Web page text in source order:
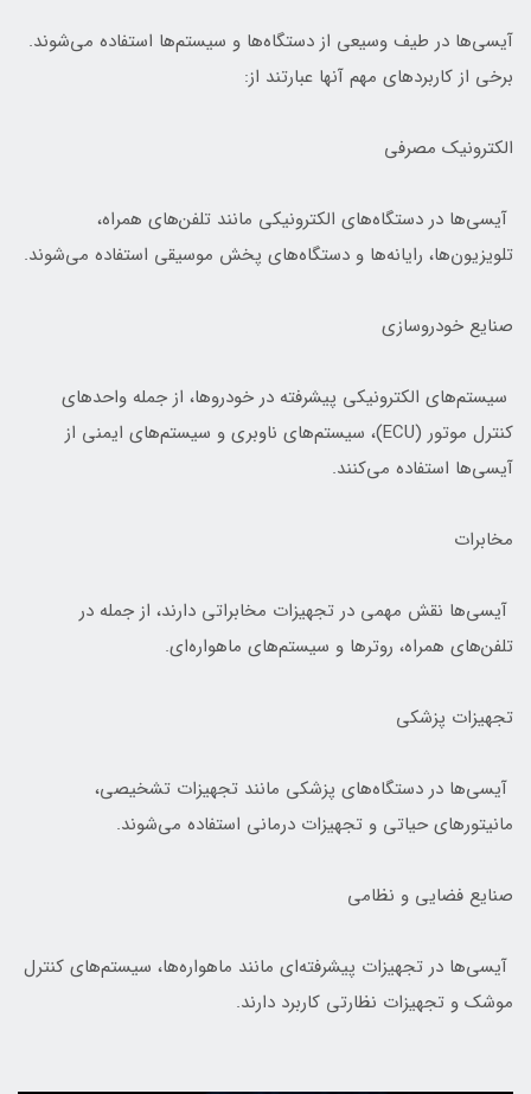
آیسی‌ها در طیف وسیعی از دستگاه‌ها و سیستم‌ها استفاده می‌شوند.
برخی از کاربردهای مهم آنها عبارتند از:
الکترونیک مصرفی
آیسی‌ها در دستگاه‌های الکترونیکی مانند تلفن‌های همراه،
تلویزیون‌ها، رایانه‌ها و دستگاه‌های پخش موسیقی استفاده می‌شوند.
صنایع خودروسازی
سیستم‌های الکترونیکی پیشرفته در خودروها، از جمله واحدهای
کنترل موتور (ECU)، سیستم‌های ناوبری و سیستم‌های ایمنی از
آیسی‌ها استفاده می‌کنند.
مخابرات
آیسی‌ها نقش مهمی در تجهیزات مخابراتی دارند، از جمله در
تلفن‌های همراه، روترها و سیستم‌های ماهواره‌ای.
تجهیزات پزشکی
آیسی‌ها در دستگاه‌های پزشکی مانند تجهیزات تشخیصی،
مانیتورهای حیاتی و تجهیزات درمانی استفاده می‌شوند.
صنایع فضایی و نظامی
آیسی‌ها در تجهیزات پیشرفته‌ای مانند ماهواره‌ها، سیستم‌های کنترل
موشک و تجهیزات نظارتی کاربرد دارند.